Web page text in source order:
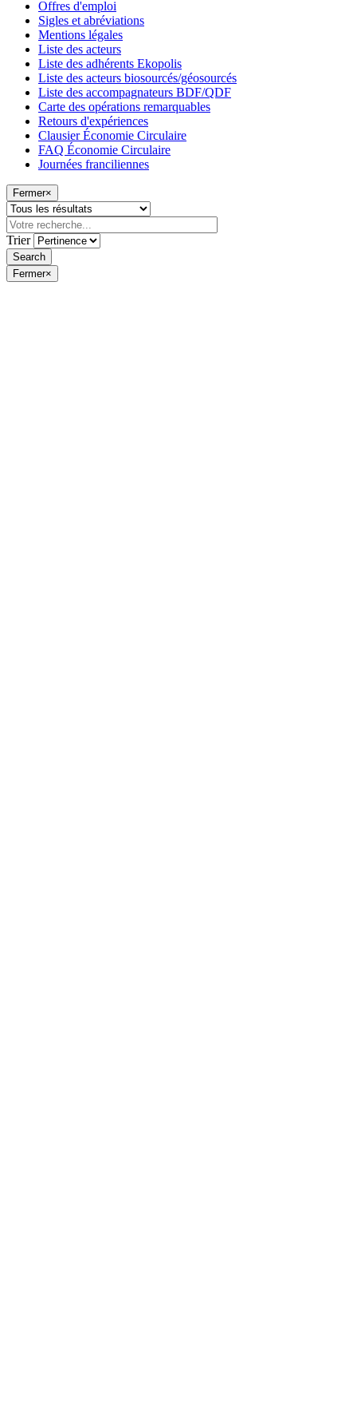
Offres d'emploi
Sigles et abréviations
Mentions légales
Liste des acteurs
Liste des adhérents Ekopolis
Liste des acteurs biosourcés/géosourcés
Liste des accompagnateurs BDF/QDF
Carte des opérations remarquables
Retours d'expériences
Clausier Économie Circulaire
FAQ Économie Circulaire
Journées franciliennes
Fermer×
Trier
Fermer×